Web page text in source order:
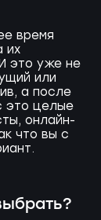
время
их
это уже не
или
а после
это целые
онлайн-
что вы с